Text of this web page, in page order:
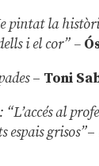
pintat la
i el cor” –
– Toni
al
grisos”–